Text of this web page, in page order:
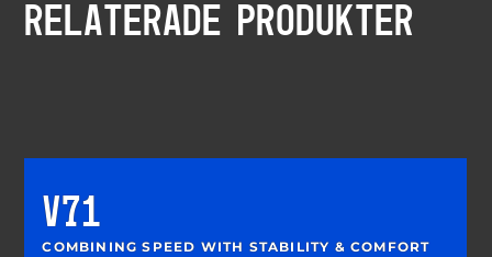
RELATERADE PRODUKTER
V71
COMBINING SPEED WITH STABILITY & COMFORT